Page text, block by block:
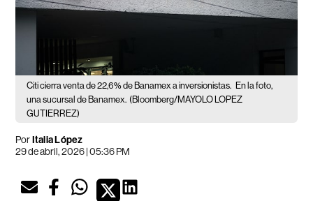
Citi cierra venta de 22,6% de Banamex a inversionistas. En la foto,
una sucursal de Banamex. (Bloomberg/MAYOLO LOPEZ
GUTIERREZ)
PorItalia López
29 de abril, 2026 | 05:36 PM